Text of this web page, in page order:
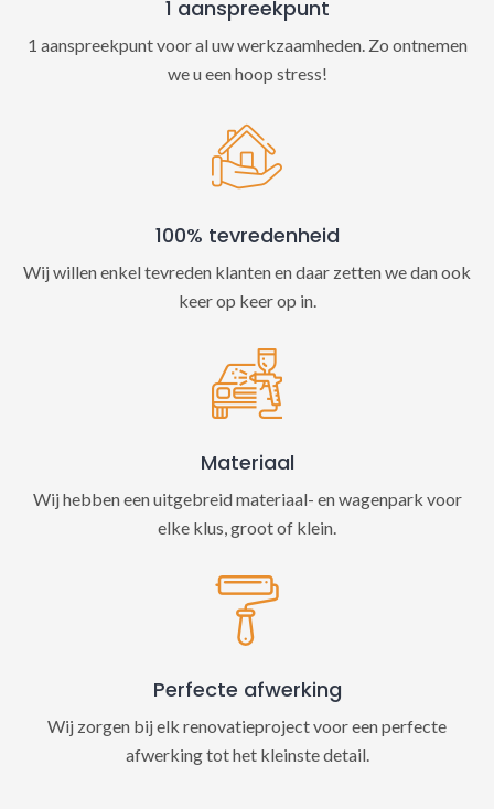
1 aanspreekpunt
1 aanspreekpunt voor al uw werkzaamheden. Zo ontnemen
we u een hoop stress!
100% tevredenheid
Wij willen enkel tevreden klanten en daar zetten we dan ook
keer op keer op in.
Materiaal
Wij hebben een uitgebreid materiaal- en wagenpark voor
elke klus, groot of klein.
Perfecte afwerking
Wij zorgen bij elk renovatieproject voor een perfecte
afwerking tot het kleinste detail.